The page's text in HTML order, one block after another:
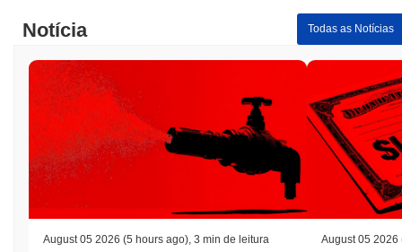
Mínima Histórica (ATL):
Arbi Pepe está sendo negociado atualmente ~100.00%
sua ATH .
Como Arbi Pepe está se desempenhando em
comparação com o mercado cripto mais amplo?
Nos últimos 7 dias, Arbi Pepe ganhou 0.00%, ficando abaixo do
mercado cripto geral que registrou um ganho de
0.99%
. Isso
indica um atraso temporário na ação de preço de PEPE em
relação ao momentum do mercado mais amplo.
Notícia Todas as Notícias
August 05 2026 (5 hours ago) 3 min de leitura August 05 2026